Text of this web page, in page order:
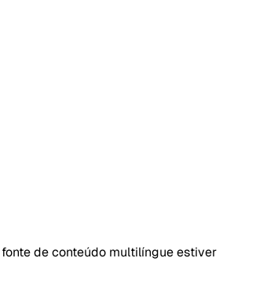
de conteúdo multilíngue estiver